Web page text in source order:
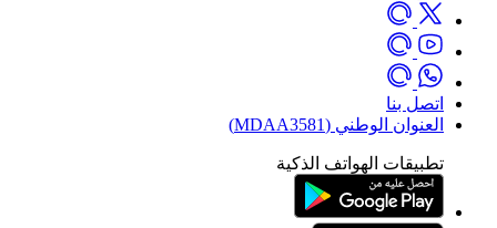
اتصل بنا
العنوان الوطني (MDAA3581)
تطبيقات الهواتف الذكية